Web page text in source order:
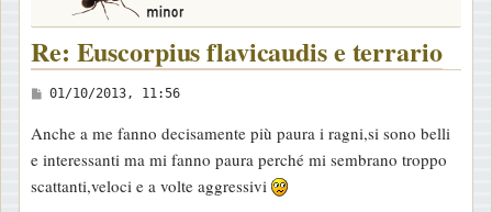
Re: Euscorpius flavicaudis e terrario
M
s
s
a
01/10/2013, 11:56
Anche a me fanno decisamente più paura i ragni,si sono belli
e interessanti ma mi fanno paura perché mi sembrano troppo
scattanti,veloci e a volte aggressivi